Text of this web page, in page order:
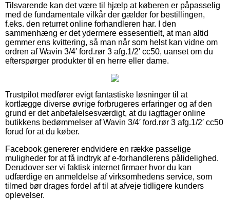
Tilsvarende kan det være til hjælp at køberen er påpasselig
med de fundamentale vilkår der gælder for bestillingen,
f.eks. den returret online forhandleren har. I den
sammenhæng er det ydermere essesentielt, at man altid
gemmer ens kvittering, så man når som helst kan vidne om
ordren af Wavin 3/4′ ford.rør 3 afg.1/2′ cc50, uanset om du
efterspørger produkter til en herre eller dame.
Trustpilot medfører evigt fantastiske løsninger til at
kortlægge diverse øvrige forbrugeres erfaringer og af den
grund er det anbefalelsesværdigt, at du iagttager online
butikkens bedømmelser af Wavin 3/4′ ford.rør 3 afg.1/2′ cc50
forud for at du køber.
Facebook genererer endvidere en række passelige
muligheder for at få indtryk af e-forhandlerens pålidelighed.
Derudover ser vi faktisk internet firmaer hvor du kan
udfærdige en anmeldelse af virksomhedens service, som
tilmed bør drages fordel af til at afveje tidligere kunders
oplevelser.